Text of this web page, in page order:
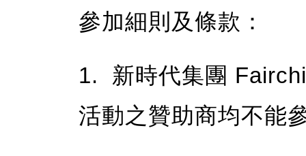
參加細則及條款：
1. 新時代集團
活動之贊助商均不能